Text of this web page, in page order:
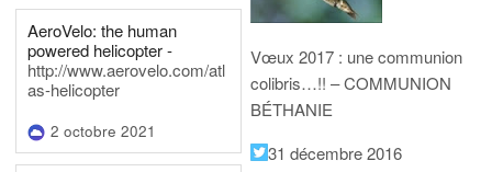
AeroVelo: the human
powered helicopter -
http://www.aerovelo.com/atl
as-helicopter
2 octobre 2021
Vœux 2017 : une communion
colibris…!! – COMMUNION
BÉTHANIE
31 décembre 2016